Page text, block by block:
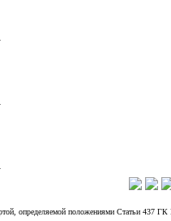
определяемой положениями Статьи 437